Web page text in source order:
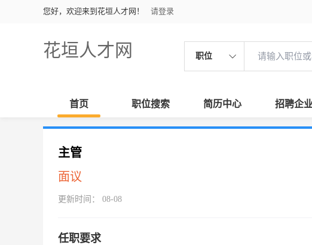
您好，欢迎来到花垣人才网！ 请登录
花垣人才网 职位
首页 职位搜索 简历中心 招聘企
主管
面议
更新时间： 08-08
任职要求